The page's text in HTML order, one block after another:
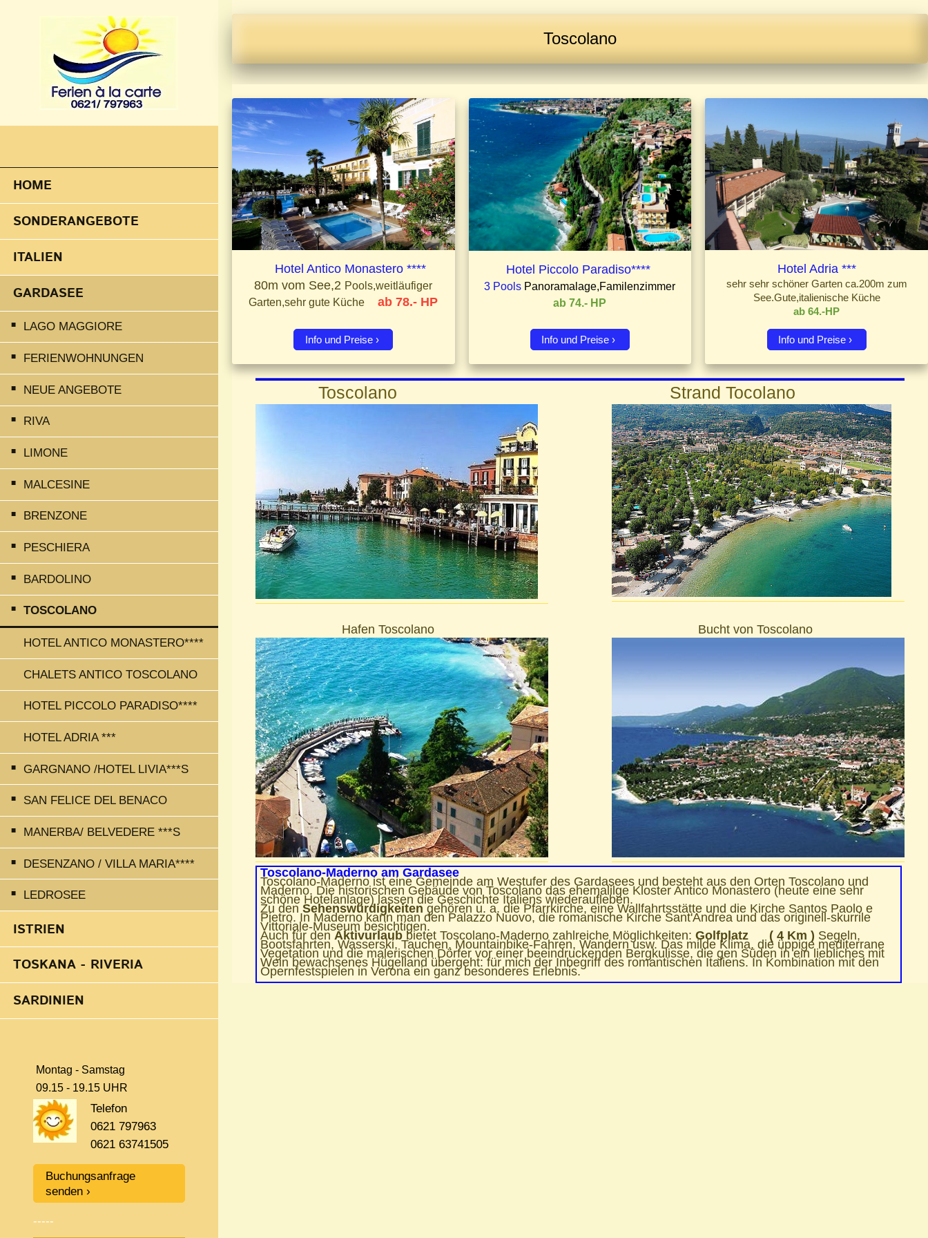
HOME
SONDERANGEBOTE
ITALIEN
GARDASEE
LAGO MAGGIORE
FERIENWOHNUNGEN
NEUE ANGEBOTE
RIVA
LIMONE
MALCESINE
BRENZONE
PESCHIERA
BARDOLINO
TOSCOLANO
HOTEL ANTICO MONASTERO****
CHALETS ANTICO TOSCOLANO
HOTEL PICCOLO PARADISO****
HOTEL ADRIA ***
GARGNANO /HOTEL LIVIA***S
SAN FELICE DEL BENACO
MANERBA/ BELVEDERE ***S
DESENZANO / VILLA MARIA****
LEDROSEE
ISTRIEN
TOSKANA - RIVERIA
SARDINIEN
Montag - Samstag
09.15 - 19.15 UHR
Telefon
0621 797963
0621 63741505
Buchungsanfrage
senden
-----
Toscolano
Hotel Antico Monastero ****
80m vom See,2 Pools,weitläufiger
Garten,sehr gute Küche
ab 78.- HP
Info und Preise
Hotel Piccolo Paradiso****
3 Pools Panoramalage,Familenzimmer
ab 74.- HP
Info und Preise
Hotel Adria ***
sehr sehr schöner Garten ca.200m zum
See.Gute,italienische Küche
ab 64.-HP
Info und Preise
Toscolano Strand Tocolano
Hafen Toscolano Bucht von Toscolano
Toscolano-Maderno am Gardasee
Toscolano-Maderno ist eine Gemeinde am Westufer des Gardasees und besteht aus den Orten Toscolano und
Maderno. Die historischen Gebäude von Toscolano das ehemalilge Kloster Antico Monastero (heute eine sehr
schöne Hotelanlage) lassen die Geschichte Italiens wiederaufleben.
Zu denSehenswürdigkeitengehören u. a. die Pfarrkirche, eine Wallfahrtsstätte und die Kirche Santos Paolo e
Pietro. In Maderno kann man den Palazzo Nuovo, die romanische Kirche Sant'Andrea und das originell-skurrile
Vittoriale-Museum besichtigen.
Auch für denAktivurlaubbietet Toscolano-Maderno zahlreiche Möglichkeiten:Golfplatz ( 4 Km ) Segeln,
Bootsfahrten, Wasserski, Tauchen, Mountainbike-Fahren, Wandern usw. Das milde Klima, die üppige mediterrane
Vegetation und die malerischen Dörfer vor einer beeindruckenden Bergkulisse, die gen Süden in ein liebliches mit
Wein bewachsenes Hügelland übergeht: für mich der Inbegriff des romantischen Italiens. In Kombination mit den
Opernfestspielen in Verona ein ganz besonderes Erlebnis.